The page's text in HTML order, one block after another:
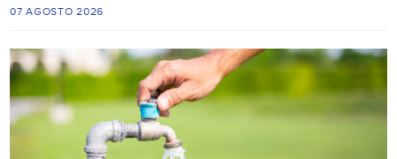
07 AGOSTO 2026